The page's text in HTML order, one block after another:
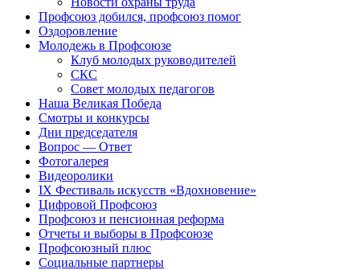
Профсоюз добился, профсоюз помог
Оздоровление
Молодежь в Профсоюзе
Клуб молодых руководителей
СКС
Совет молодых педагогов
Наша Великая Победа
Смотры и конкурсы
Дни председателя
Вопрос — Ответ
Фотогалерея
Видеоролики
IX Фестиваль искусств «Вдохновение»
Цифровой Профсоюз
Профсоюз и пенсионная реформа
Отчеты и выборы в Профсоюзе
Профсоюзный плюс
Социальные партнеры